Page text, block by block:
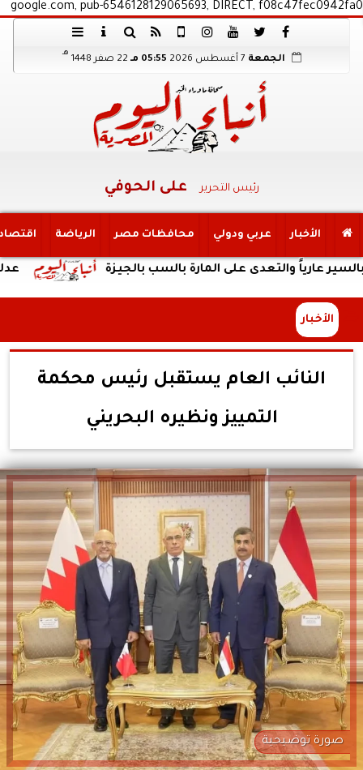
google.com, pub-6546128129065693, DIRECT, f08c47fec0942fa0
الجمعة 05:55 مـ 22 صفر 1448
هـ
رئيس التحرير على الحوفي
الأخبار عربي ودولي محافظات مصر الرياضة
عدلي وعبد والتعدى على المارة بالسب بالجيزة
الأخبار
النائب العام يستقبل رئيس محكمة
التمييز ونظيره البحريني
صورة توضيحية